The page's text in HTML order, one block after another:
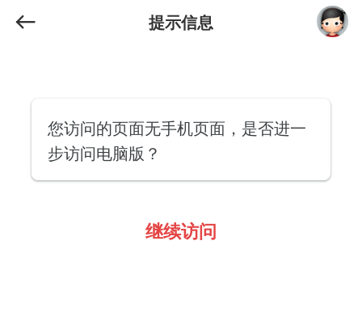
提示信息
您访问的页面无手机页面，是否进一
步访问电脑版？
继续访问